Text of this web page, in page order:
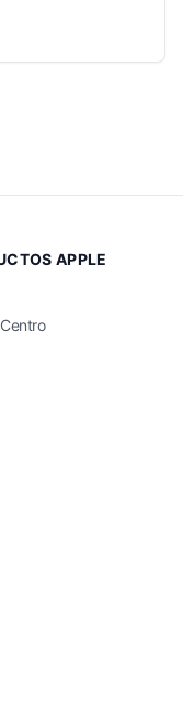
APPLE